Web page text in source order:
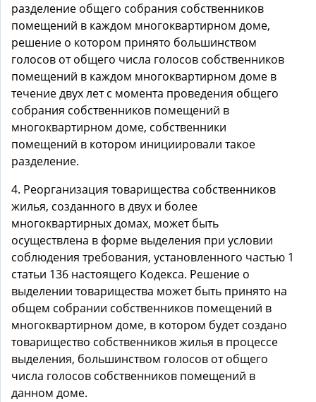
разделение общего собрания собственников
помещений в каждом многоквартирном доме,
решение о котором принято большинством
голосов от общего числа голосов собственников
помещений в каждом многоквартирном доме в
течение двух лет с момента проведения общего
собрания собственников помещений в
многоквартирном доме, собственники
помещений в котором инициировали такое
разделение.
4. Реорганизация товарищества собственников
жилья, созданного в двух и более
многоквартирных домах, может быть
осуществлена в форме выделения при условии
соблюдения требования, установленного частью 1
статьи 136 настоящего Кодекса. Решение о
выделении товарищества может быть принято на
общем собрании собственников помещений в
многоквартирном доме, в котором будет создано
товарищество собственников жилья в процессе
выделения, большинством голосов от общего
числа голосов собственников помещений в
данном доме.